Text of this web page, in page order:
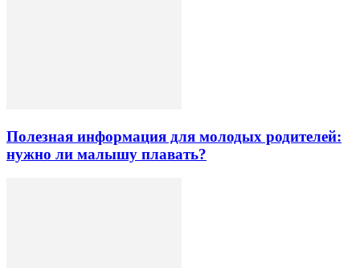
Полезная информация для молодых родителей:
нужно ли малышу плавать?